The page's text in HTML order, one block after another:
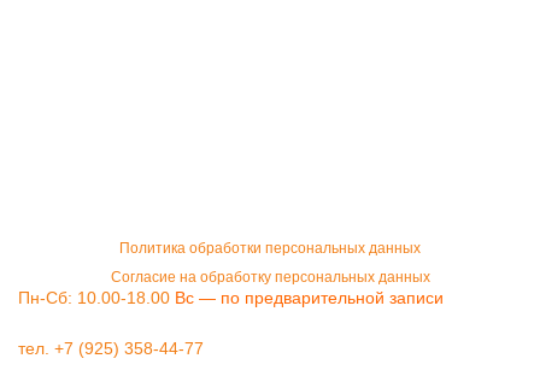
Политика обработки персональных данных
Согласие на обработку персональных данных
Пн-Сб: 10.00-18.00 Вс — по предварительной записи
тел. +7 (925) 358-44-77